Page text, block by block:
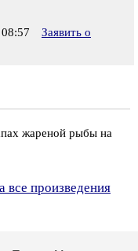
Заявить о
жареной рыбы на
все произведения